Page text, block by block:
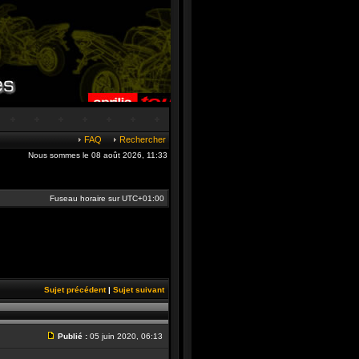
FAQ Rechercher
Nous sommes le 08 août 2026, 11:33
Fuseau horaire surUTC+01:00
Sujet précédent| Sujet suivant
Publié : 05 juin 2020, 06:13